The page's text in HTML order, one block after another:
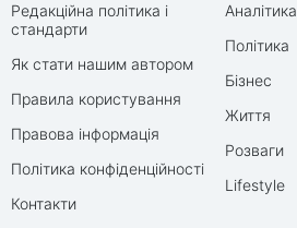
Редакційна політика і
стандарти
Як стати нашим автором
Правила користування
Правова інформація
Політика конфіденційності
Контакти
Аналітика
Політика
Бізнес
Життя
Розваги
Lifestyle